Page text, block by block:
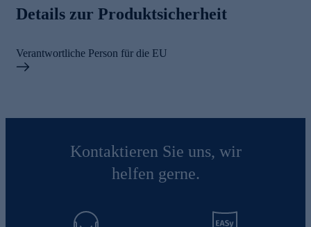
Details zur Produktsicherheit
Verantwortliche Person für die EU
Kontaktieren Sie uns, wir
helfen gerne.